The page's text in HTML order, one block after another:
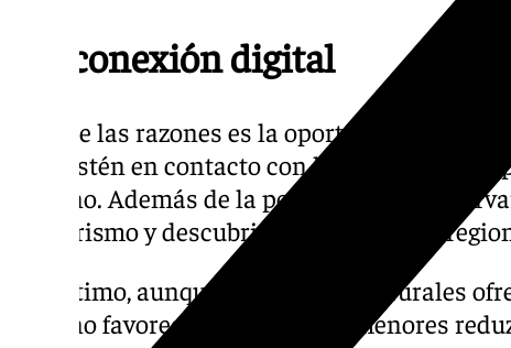
Desconexión digital
Otra de las razones es la oportunidad de
casa estén en contacto con la naturaleza,
entorno. Además de la posibilidad de
senderismo y descubrir la gastronomía
Por último, aunque muchas casas rurales
entorno favorece que adultos y menores